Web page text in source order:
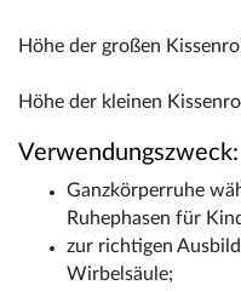
Höhe der großen
Höhe der kleinen
Verwendungszweck:
Ganzkörperruhe
Ruhephasen für
zur richtigen
Wirbelsäule;